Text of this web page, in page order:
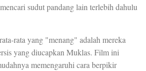
sudut pandang lain terlebih dahulu
rata yang "menang" adalah mereka
yang diucapkan Muklas. Film ini
memengaruhi cara berpikir